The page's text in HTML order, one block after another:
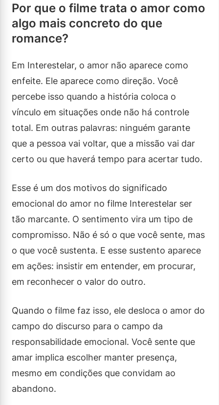
Por que o filme trata o amor como
algo mais concreto do que
romance?
Em Interestelar, o amor não aparece como
enfeite. Ele aparece como direção. Você
percebe isso quando a história coloca o
vínculo em situações onde não há controle
total. Em outras palavras: ninguém garante
que a pessoa vai voltar, que a missão vai dar
certo ou que haverá tempo para acertar tudo.
Esse é um dos motivos do significado
emocional do amor no filme Interestelar ser
tão marcante. O sentimento vira um tipo de
compromisso. Não é só o que você sente, mas
o que você sustenta. E esse sustento aparece
em ações: insistir em entender, em procurar,
em reconhecer o valor do outro.
Quando o filme faz isso, ele desloca o amor do
campo do discurso para o campo da
responsabilidade emocional. Você sente que
amar implica escolher manter presença,
mesmo em condições que convidam ao
abandono.